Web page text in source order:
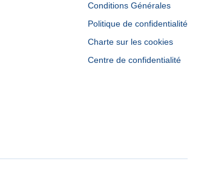
Conditions Générales
Politique de confidentialité
Charte sur les cookies
Centre de confidentialité